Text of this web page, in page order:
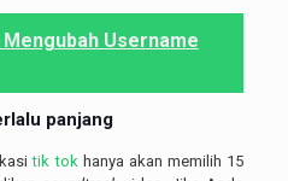
Mengubah Username
panjang
tik tok hanya akan memilih 15